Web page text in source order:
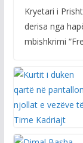
Kryetari i
derisa nga
mbishkrimi